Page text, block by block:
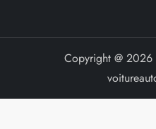
Copyright @ 2026